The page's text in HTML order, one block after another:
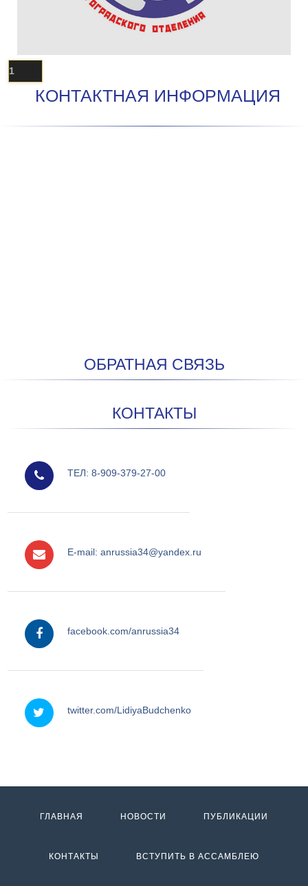
1
КОНТАКТНАЯ ИНФОРМАЦИЯ
ОБРАТНАЯ СВЯЗЬ
КОНТАКТЫ
ТЕЛ: 8-909-379-27-00
E-mail: anrussia34@yandex.ru
facebook.com/anrussia34
twitter.com/LidiyaBudchenko
ГЛАВНАЯ НОВОСТИ ПУБЛИКАЦИИ
КОНТАКТЫ ВСТУПИТЬ В АССАМБЛЕЮ